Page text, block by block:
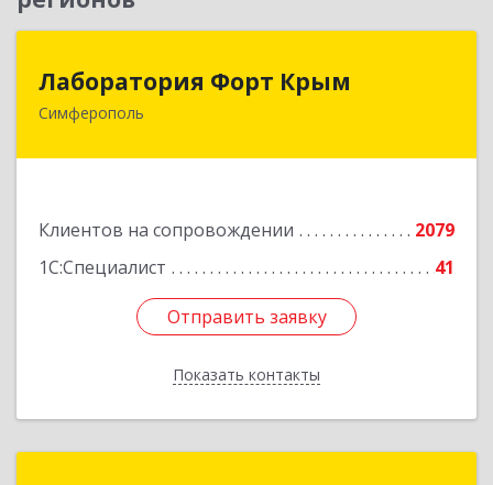
Лаборатория Форт Крым
Симферополь
Клиентов на сопровождении
2079
1С:Специалист
41
Отправить заявку
Показать контакты
295034, Крым Респ, Симферополь г, Киевская
Отправить заявку
Назад